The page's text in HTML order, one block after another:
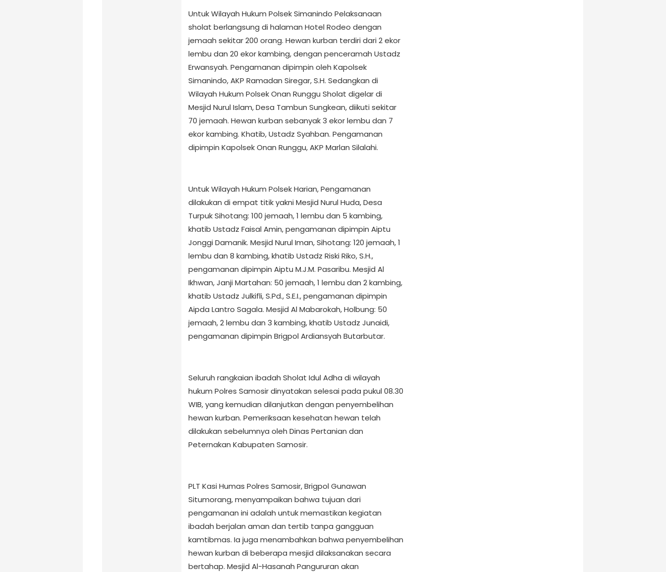
Untuk Wilayah Hukum Polsek Simanindo Pelaksanaan
sholat berlangsung di halaman Hotel Rodeo dengan
jemaah sekitar 200 orang. Hewan kurban terdiri dari 2 ekor
lembu dan 20 ekor kambing, dengan penceramah Ustadz
Erwansyah. Pengamanan dipimpin oleh Kapolsek
Simanindo, AKP Ramadan Siregar, S.H. Sedangkan di
Wilayah Hukum Polsek Onan Runggu Sholat digelar di
Mesjid Nurul Islam, Desa Tambun Sungkean, diikuti sekitar
70 jemaah. Hewan kurban sebanyak 3 ekor lembu dan 7
ekor kambing. Khatib, Ustadz Syahban. Pengamanan
dipimpin Kapolsek Onan Runggu, AKP Marlan Silalahi.
Untuk Wilayah Hukum Polsek Harian, Pengamanan
dilakukan di empat titik yakni Mesjid Nurul Huda, Desa
Turpuk Sihotang: 100 jemaah, 1 lembu dan 5 kambing,
khatib Ustadz Faisal Amin, pengamanan dipimpin Aiptu
Jonggi Damanik. Mesjid Nurul Iman, Sihotang: 120 jemaah, 1
lembu dan 8 kambing, khatib Ustadz Riski Riko, S.H.,
pengamanan dipimpin Aiptu M.J.M. Pasaribu. Mesjid Al
Ikhwan, Janji Martahan: 50 jemaah, 1 lembu dan 2 kambing,
khatib Ustadz Julkifli, S.Pd., S.E.I., pengamanan dipimpin
Aipda Lantro Sagala. Mesjid Al Mabarokah, Holbung: 50
jemaah, 2 lembu dan 3 kambing, khatib Ustadz Junaidi,
pengamanan dipimpin Brigpol Ardiansyah Butarbutar.
Seluruh rangkaian ibadah Sholat Idul Adha di wilayah
hukum Polres Samosir dinyatakan selesai pada pukul 08.30
WIB, yang kemudian dilanjutkan dengan penyembelihan
hewan kurban. Pemeriksaan kesehatan hewan telah
dilakukan sebelumnya oleh Dinas Pertanian dan
Peternakan Kabupaten Samosir.
PLT Kasi Humas Polres Samosir, Brigpol Gunawan
Situmorang, menyampaikan bahwa tujuan dari
pengamanan ini adalah untuk memastikan kegiatan
ibadah berjalan aman dan tertib tanpa gangguan
kamtibmas. Ia juga menambahkan bahwa penyembelihan
hewan kurban di beberapa mesjid dilaksanakan secara
bertahap. Mesjid Al-Hasanah Pangururan akan